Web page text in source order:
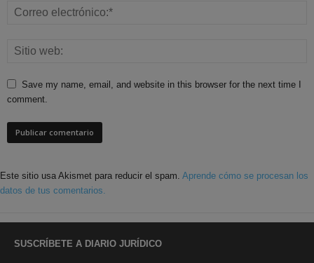
Save my name, email, and website in this browser for the next time I
comment.
Este sitio usa Akismet para reducir el spam. Aprende cómo se procesan los
datos de tus comentarios.
SUSCRÍBETE A DIARIO JURÍDICO